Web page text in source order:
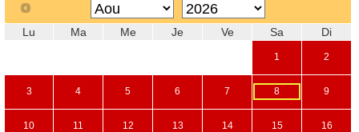
Lu Ma Me Je Ve Sa Di
1 2
3 4 5 6 7 8 9
10 11 12 13 14 15 16